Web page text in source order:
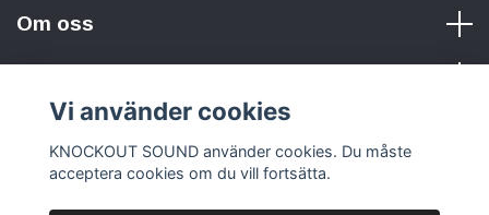
Om oss
Sociala medier
Vi använder cookies
KNOCKOUT SOUND använder cookies. Du måste
acceptera cookies om du vill fortsätta.